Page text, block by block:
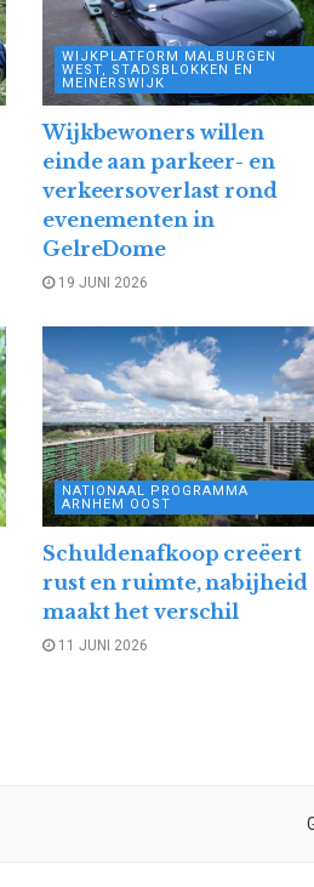
WIJKPLATFORM MALBURGEN
WEST, STADSBLOKKEN EN
MEINERSWIJK
Wijkbewoners willen
einde aan parkeer- en
verkeersoverlast rond
evenementen in
GelreDome
19 JUNI 2026
NATIONAAL PROGRAMMA
ARNHEM OOST
Schuldenafkoop creëert
rust en ruimte, nabijheid
maakt het verschil
11 JUNI 2026